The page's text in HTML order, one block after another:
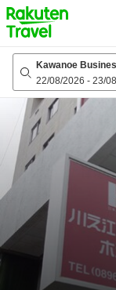
to
top
page
Kawanoe
22/08/2026 - 23/